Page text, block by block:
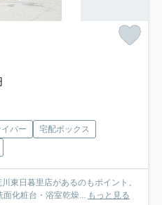
バー
宅配ボックス
東日暮里店があるのもポイント。
化粧台・浴室乾燥... もっと見る